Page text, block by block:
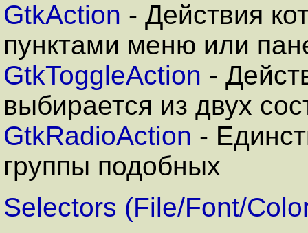
GtkAction - Действия
пунктами меню или
GtkToggleAction -
выбирается из двух
GtkRadioAction -
группы подобных
Selectors (File/Font/